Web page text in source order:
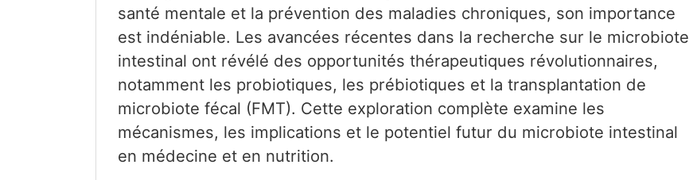
santé mentale et la prévention des maladies chroniques, son importance
est indéniable. Les avancées récentes dans la recherche sur le microbiote
intestinal ont révélé des opportunités thérapeutiques révolutionnaires,
notamment les probiotiques, les prébiotiques et la transplantation de
microbiote fécal (FMT). Cette exploration complète examine les
mécanismes, les implications et le potentiel futur du microbiote intestinal
en médecine et en nutrition.